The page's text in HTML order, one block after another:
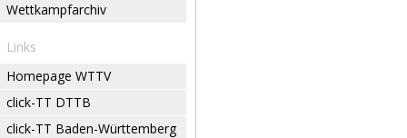
Wettkampfarchiv
Links
Homepage WTTV
click-TT DTTB
click-TT Baden-Württemberg